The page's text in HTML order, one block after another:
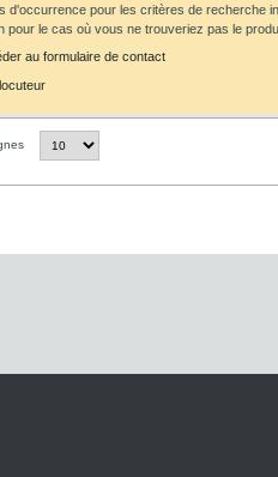
d'occurrence pour les critères de recherche
pour le cas où vous ne trouveriez pas le
au formulaire de contact